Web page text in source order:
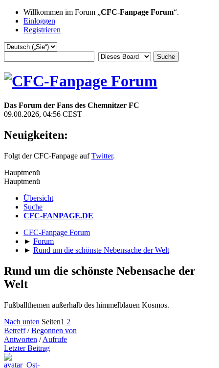
Willkommen im Forum „CFC-Fanpage Forum“.
Einloggen
Registrieren
Das Forum der Fans des Chemnitzer FC
09.08.2026, 04:56 CEST
Neuigkeiten:
Folgt der CFC-Fanpage aufTwitter.
Hauptmenü
Hauptmenü
Übersicht
Suche
CFC-FANPAGE.DE
CFC-Fanpage Forum
► Forum
► Rund um die schönste Nebensache der Welt
Rund um die schönste Nebensache der
Welt
Fußballthemen außerhalb des himmelblauen Kosmos.
Nach unten Seiten1 2
Betreff/Begonnen von
Antworten /Aufrufe
Letzter Beitrag